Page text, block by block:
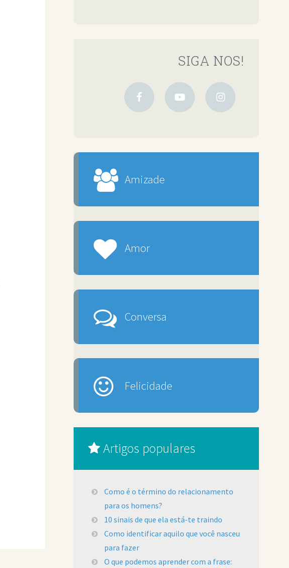
SIGA NOS!
Amizade
Amor
Conversa
Felicidade
Artigos populares
Como é o término do relacionamento
para os homens?
10 sinais de que ela está-te traindo
Como identificar aquilo que você nasceu
para fazer
O que podemos aprender com a frase: